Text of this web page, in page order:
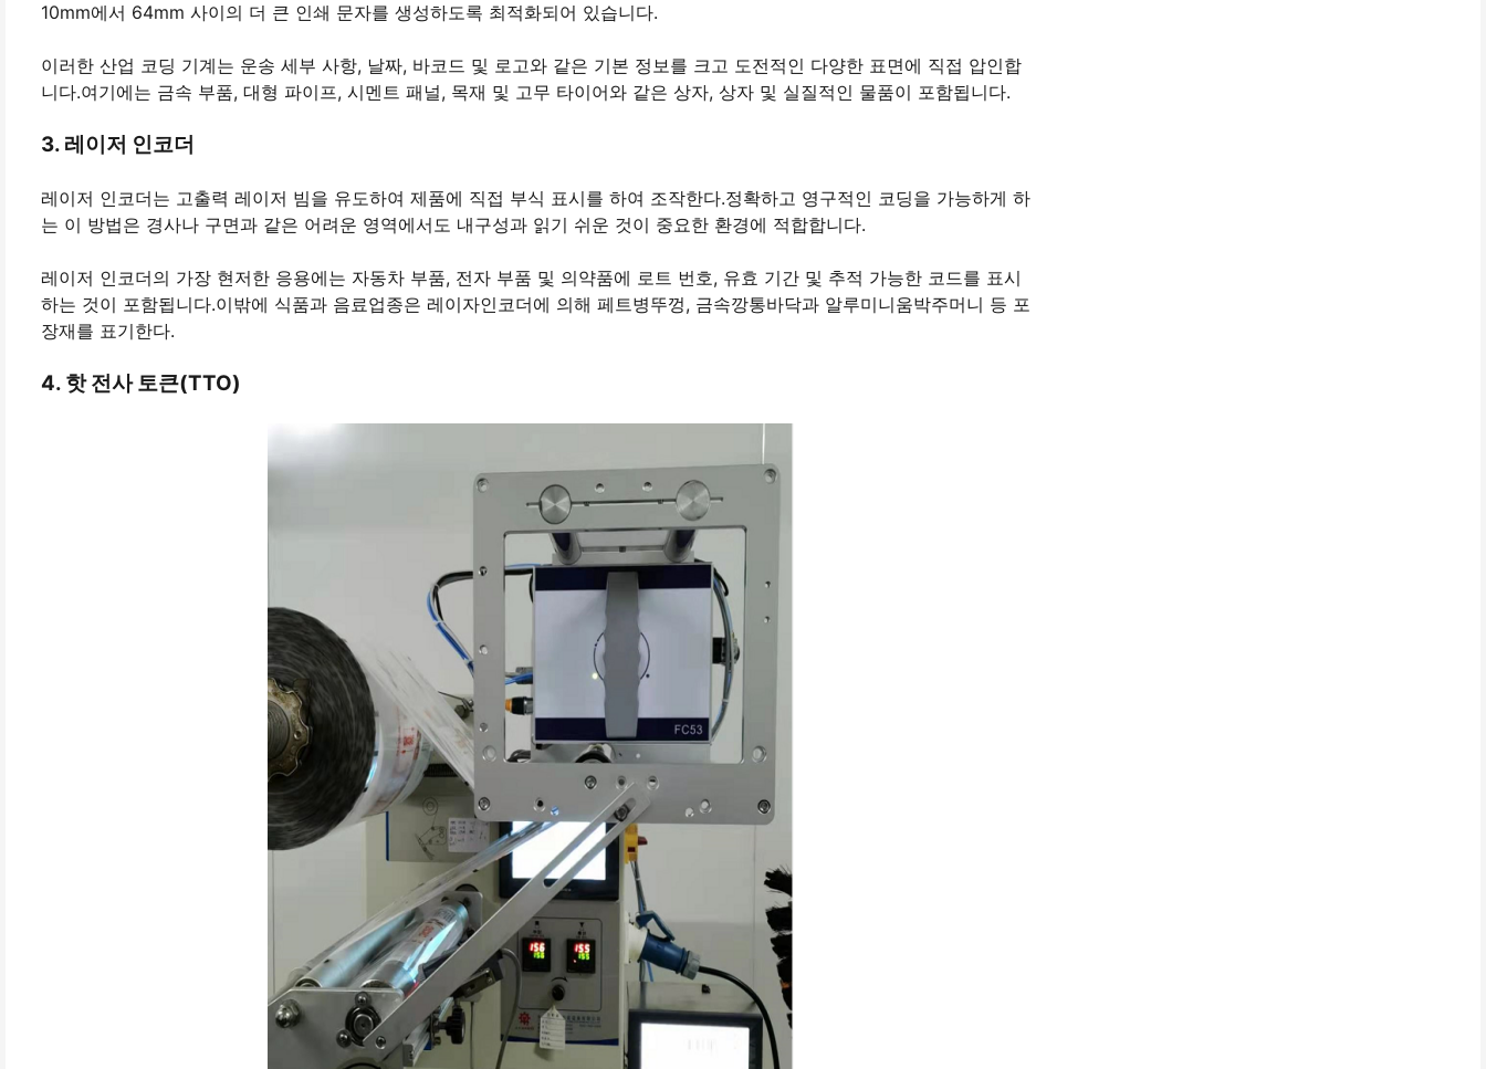
10mm에서 64mm 사이의 더 큰 인쇄 문자를 생성하도록 최적화되어 있습니다.
이러한 산업 코딩 기계는 운송 세부 사항, 날짜, 바코드 및 로고와 같은 기본 정보를 크고 도전적인 다양한 표면에 직접 압인합
니다.여기에는 금속 부품, 대형 파이프, 시멘트 패널, 목재 및 고무 타이어와 같은 상자, 상자 및 실질적인 물품이 포함됩니다.
3. 레이저 인코더
레이저 인코더는 고출력 레이저 빔을 유도하여 제품에 직접 부식 표시를 하여 조작한다.정확하고 영구적인 코딩을 가능하게 하
는 이 방법은 경사나 구면과 같은 어려운 영역에서도 내구성과 읽기 쉬운 것이 중요한 환경에 적합합니다.
레이저 인코더의 가장 현저한 응용에는 자동차 부품, 전자 부품 및 의약품에 로트 번호, 유효 기간 및 추적 가능한 코드를 표시
하는 것이 포함됩니다.이밖에 식품과 음료업종은 레이자인코더에 의해 페트병뚜껑, 금속깡통바닥과 알루미니움박주머니 등 포
장재를 표기한다.
4. 핫 전사 토큰(TTO)